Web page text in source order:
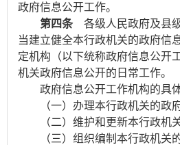
政府信息公开工作。
第四条各级人民政府及县
当建立健全本行政机关的政府信
定机构（以下统称政府信息公开
机关政府信息公开的日常工作。
政府信息公开工作机构的具体
（一）办理本行政机关的政府
（二）维护和更新本行政机关
（三）组织编制本行政机关的